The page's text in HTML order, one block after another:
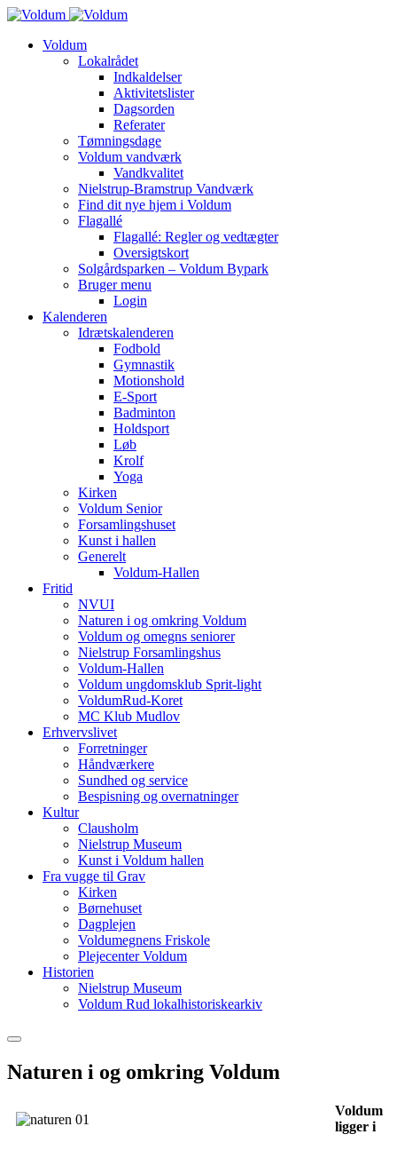
Voldum
Lokalrådet
Indkaldelser
Aktivitetslister
Dagsorden
Referater
Tømningsdage
Voldum vandværk
Vandkvalitet
Nielstrup-Bramstrup Vandværk
Find dit nye hjem i Voldum
Flagallé
Flagallé: Regler og vedtægter
Oversigtskort
Solgårdsparken – Voldum Bypark
Bruger menu
Login
Kalenderen
Idrætskalenderen
Fodbold
Gymnastik
Motionshold
E-Sport
Badminton
Holdsport
Løb
Krolf
Yoga
Kirken
Voldum Senior
Forsamlingshuset
Kunst i hallen
Generelt
Voldum-Hallen
Fritid
NVUI
Naturen i og omkring Voldum
Voldum og omegns seniorer
Nielstrup Forsamlingshus
Voldum-Hallen
Voldum ungdomsklub Sprit-light
VoldumRud-Koret
MC Klub Mudlov
Erhvervslivet
Forretninger
Håndværkere
Sundhed og service
Bespisning og overnatninger
Kultur
Clausholm
Nielstrup Museum
Kunst i Voldum hallen
Fra vugge til Grav
Kirken
Børnehuset
Dagplejen
Voldumegnens Friskole
Plejecenter Voldum
Historien
Nielstrup Museum
Voldum Rud lokalhistoriskearkiv
Naturen i og omkring Voldum
Voldum
ligger i